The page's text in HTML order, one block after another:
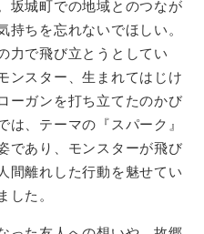
坂城町での地域とのつなが
持ちを忘れないでほしい。
力で飛び立とうとしてい
ンスター、生まれてはじけ
ーガンを打ち立てたのかび
は、テーマの『スパーク』
であり、モンスターが飛び
間離れした行動を魅せてい
した。